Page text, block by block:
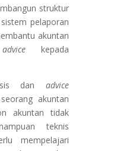
struktur
pelaporan
akuntan
advicekepada
danadvice
akuntan
akuntan tidak
teknis
mempelajari